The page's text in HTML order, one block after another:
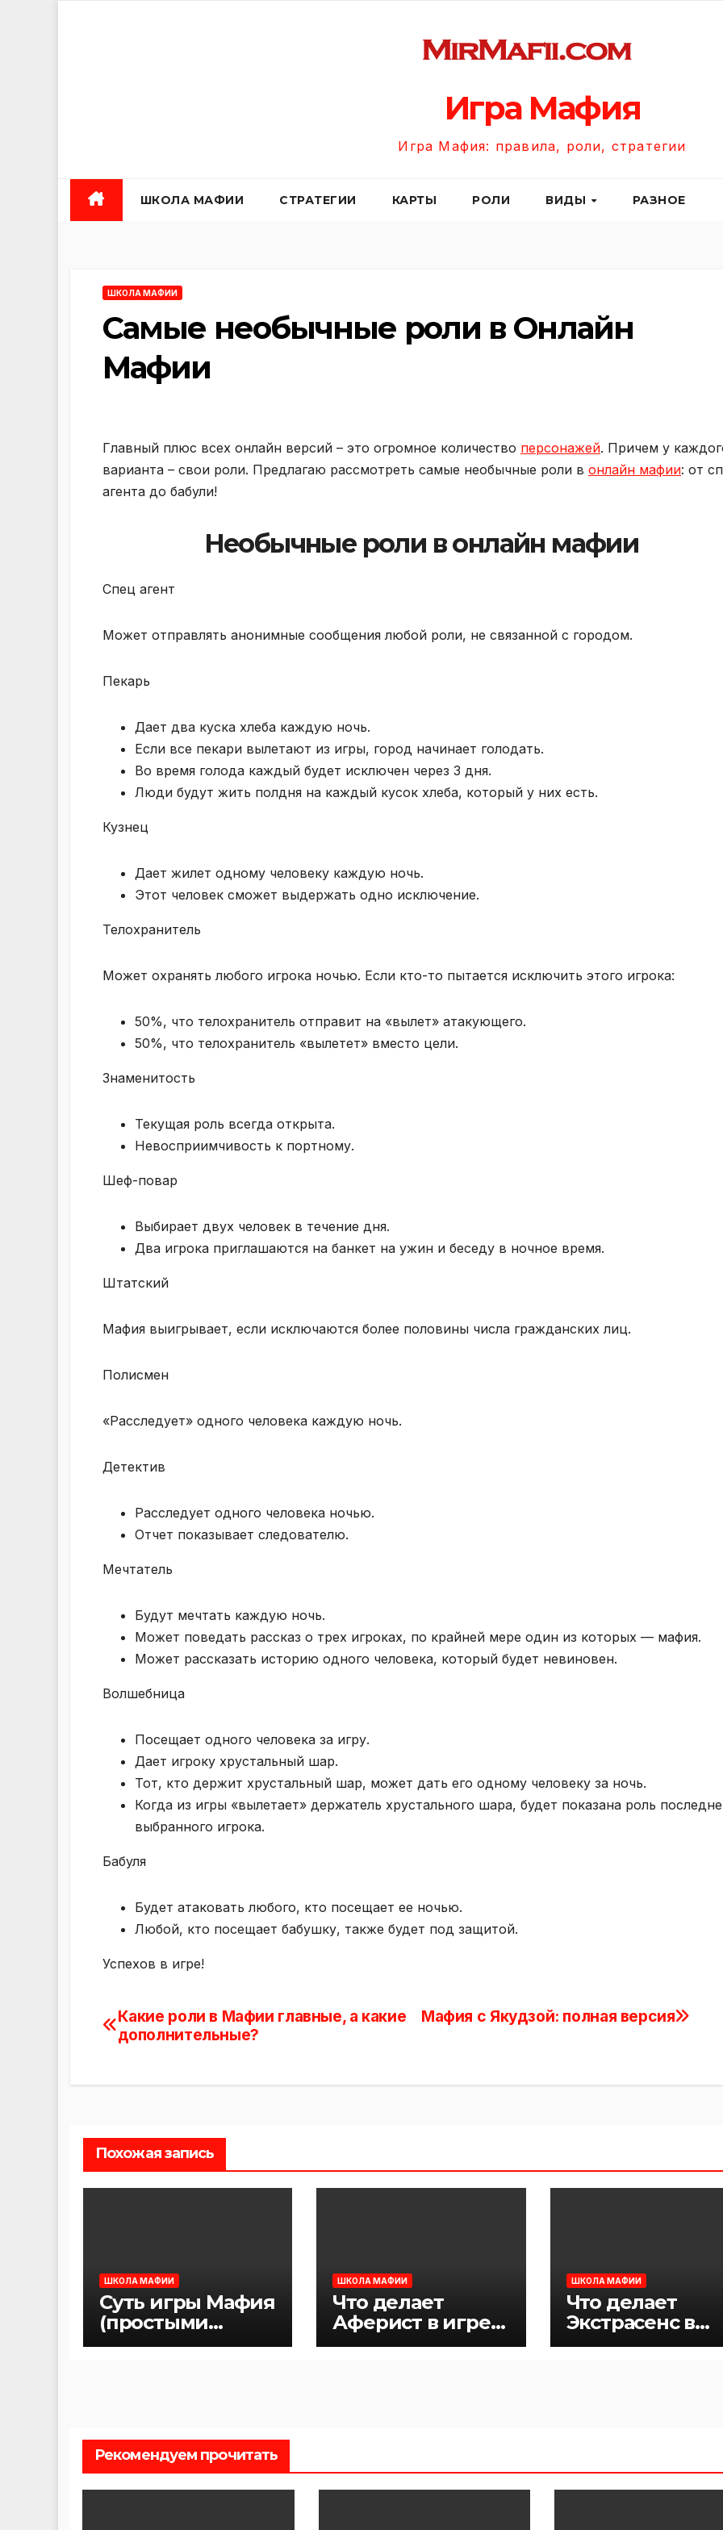
Игра Мафия
Игра Мафия: правила, роли, стратегии
ШКОЛА МАФИИ СТРАТЕГИИ КАРТЫ РОЛИ ВИДЫ РАЗНОЕ
ШКОЛА МАФИИ
Самые необычные роли в Онлайн
Мафии
Главный плюс всех онлайн версий – это огромное количество персонажей. Причем у
варианта – свои роли. Предлагаю рассмотреть самые необычные роли в онлайн мафии: от
агента до бабули!
Необычные роли в онлайн мафии
Спец агент
Может отправлять анонимные сообщения любой роли, не связанной с городом.
Пекарь
Дает два куска хлеба каждую ночь.
Если все пекари вылетают из игры, город начинает голодать.
Во время голода каждый будет исключен через 3 дня.
Люди будут жить полдня на каждый кусок хлеба, который у них есть.
Кузнец
Дает жилет одному человеку каждую ночь.
Этот человек сможет выдержать одно исключение.
Телохранитель
Может охранять любого игрока ночью. Если кто-то пытается исключить этого игрока:
50%, что телохранитель отправит на «вылет» атакующего.
50%, что телохранитель «вылетет» вместо цели.
Знаменитость
Текущая роль всегда открыта.
Невосприимчивость к портному.
Шеф-повар
Выбирает двух человек в течение дня.
Два игрока приглашаются на банкет на ужин и беседу в ночное время.
Штатский
Мафия выигрывает, если исключаются более половины числа гражданских лиц.
Полисмен
«Расследует» одного человека каждую ночь.
Детектив
Расследует одного человека ночью.
Отчет показывает следователю.
Мечтатель
Будут мечтать каждую ночь.
Может поведать рассказ о трех игроках, по крайней мере один из которых — мафия.
Может рассказать историю одного человека, который будет невиновен.
Волшебница
Посещает одного человека за игру.
Дает игроку хрустальный шар.
Тот, кто держит хрустальный шар, может дать его одному человеку за ночь.
Когда из игры «вылетает» держатель хрустального шара, будет показана роль
выбранного игрока.
Бабуля
Будет атаковать любого, кто посещает ее ночью.
Любой, кто посещает бабушку, также будет под защитой.
Успехов в игре!
Навигация
записям
Мафия с Якудзой: полная версия
Какие роли в Мафии главные, а какие
дополнительные?
Похожая запись
ШКОЛА МАФИИ
Суть игры Мафия
(простыми
словами)
ШКОЛА МАФИИ
Что делает
Аферист в игре
Мафия
ШКОЛА МАФИИ
Что делает
Экстрасенс в
игре Мафия
Рекомендуем прочитать